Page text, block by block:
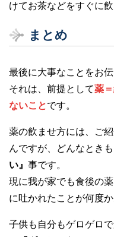
けてお茶などをすぐに
まとめ
最後に大事なことをお
それは、前提として薬
ないことです。
薬の飲ませ方には、ご
んですが、どんなときも
い』 事です。
現に我が家でも食後の
に吐かれたことが何度か
子供も自分もゲロゲロ